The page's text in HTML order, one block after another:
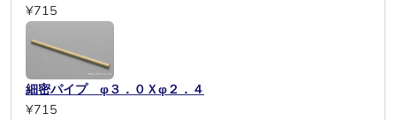
¥715
細密パイプ φ３．０Ｘφ２．４
¥715